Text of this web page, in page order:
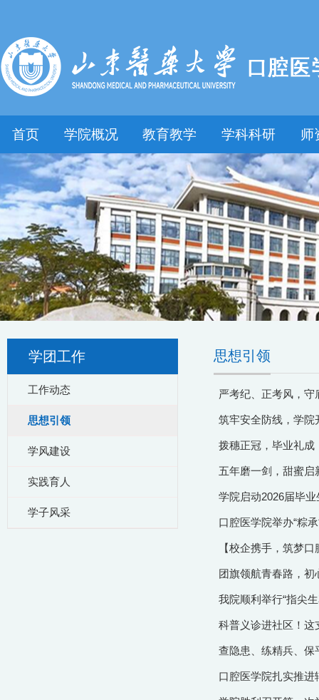
首页 学院概况 教育教学 学科科研 师
学团工作
工作动态
思想引领
学风建设
实践育人
学子风采
思想引领
严考纪、正考风，
筑牢安全防线，学院
拨穗正冠，毕业礼成
五年磨一剑，甜蜜启
学院启动2026届毕
口腔医学院举办“粽
【校企携手，筑梦
团旗领航青春路，
我院顺利举行“指尖
科普义诊进社区！这
查隐患、练精兵、
口腔医学院扎实推进